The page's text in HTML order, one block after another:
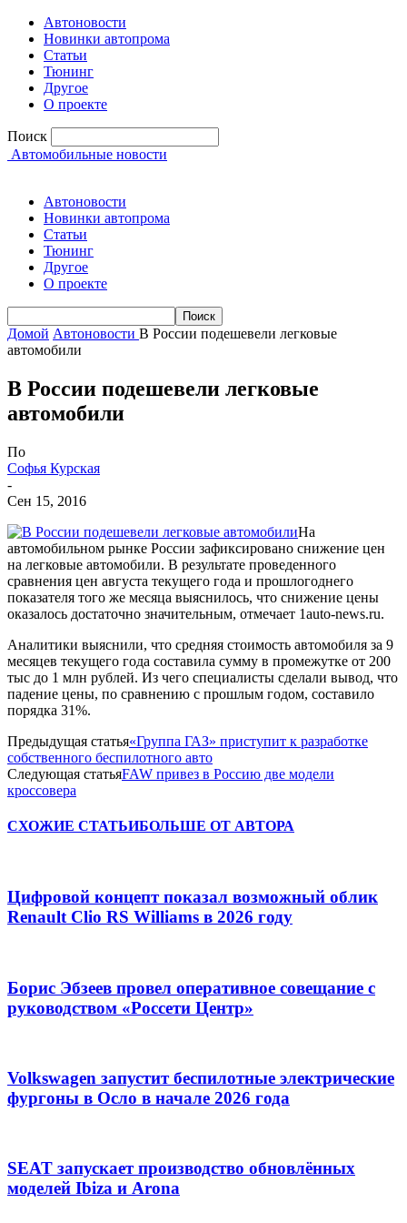
Автоновости
Новинки автопрома
Статьи
Тюнинг
Другое
О проекте
Поиск
Автомобильные новости
Автоновости
Новинки автопрома
Статьи
Тюнинг
Другое
О проекте
Домой Автоновости В России подешевели легковые
автомобили
В России подешевели легковые
автомобили
По
Софья Курская
-
Сен 15, 2016
На
автомобильном рынке России зафиксировано снижение цен
на легковые автомобили. В результате проведенного
сравнения цен августа текущего года и прошлогоднего
показателя того же месяца выяснилось, что снижение цены
оказалось достаточно значительным, отмечает 1auto-news.ru.
Аналитики выяснили, что средняя стоимость автомобиля за 9
месяцев текущего года составила сумму в промежутке от 200
тыс до 1 млн рублей. Из чего специалисты сделали вывод, что
падение цены, по сравнению с прошлым годом, составило
порядка 31%.
Предыдущая статья«Группа ГАЗ» приступит к разработке
собственного беспилотного авто
Следующая статьяFAW привез в Россию две модели
кроссовера
СХОЖИЕ СТАТЬИБОЛЬШЕ ОТ АВТОРА
Цифровой концепт показал возможный облик
Renault Clio RS Williams в 2026 году
Борис Эбзеев провел оперативное совещание с
руководством «Россети Центр»
Volkswagen запустит беспилотные электрические
фургоны в Осло в начале 2026 года
SEAT запускает производство обновлённых
моделей Ibiza и Arona